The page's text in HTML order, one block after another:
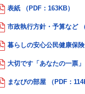
表紙 （PDF：163KB）
市政執行方針・予算など
暮らしの安心公民健康保
大切です「あなたの一票
まなびの部屋 （PDF：